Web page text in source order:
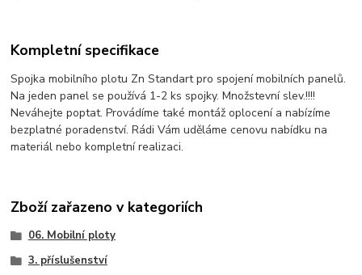
Kompletní specifikace
Spojka mobilního plotu Zn Standart pro spojení mobilních panelů.
Na jeden panel se používá 1-2 ks spojky. Množstevní slev.!!!!
Neváhejte poptat. Provádíme také montáž oplocení a nabízíme
bezplatné poradenství. Rádi Vám uděláme cenovu nabídku na
materiál nebo kompletní realizaci.
Zboží zařazeno v kategoriích
06. Mobilní ploty
3. příslušenství